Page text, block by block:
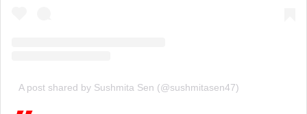
A post shared by Sushmita Sen (@sushmitasen47)